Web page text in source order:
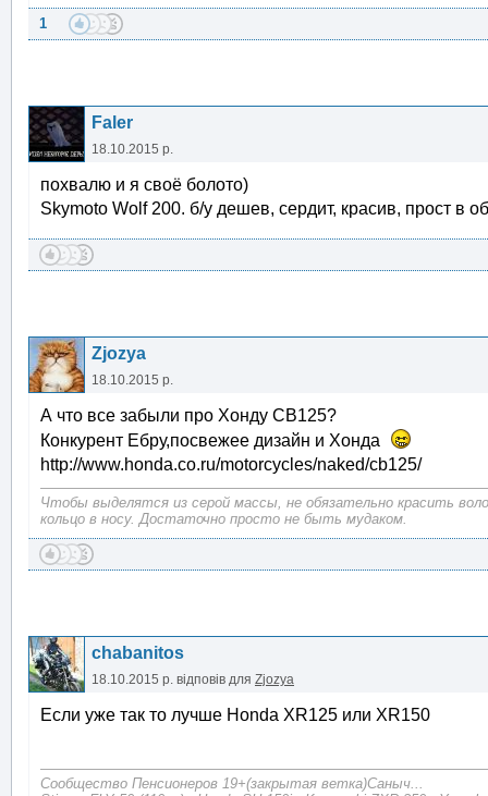
1
Faler
18.10.2015 р.
похвалю и я своё болото)
Skymoto Wolf 200. б/у дешев, сердит, красив, прост в
Zjozya
18.10.2015 р.
А что все забыли про Хонду СВ125?
Конкурент Ебру,посвежее дизайн и Хонда
http://www.honda.co.ru/motorcycles/naked/cb125/
Чтобы выделятся из серой массы, не обязательно красить
кольцо в носу. Достаточно просто не быть мудаком.
chabanitos
18.10.2015 р. відповів для Zjozya
Если уже так то лучше Honda XR125 или XR150
Сообщество Пенсионеров 19+(закрытая ветка)Саныч...